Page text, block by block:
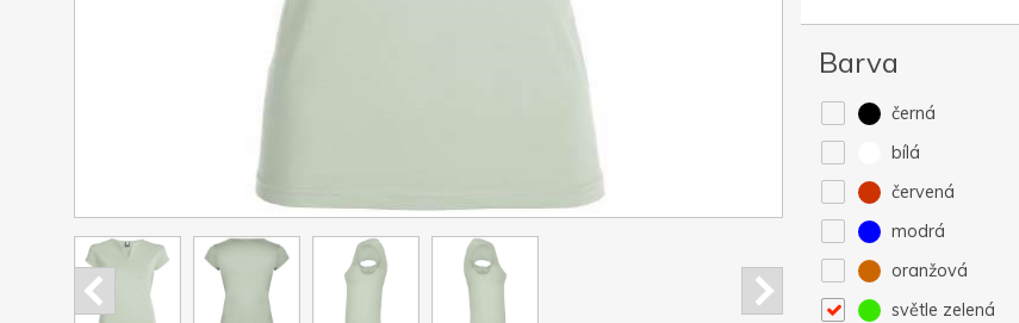
Barva
černá
bílá
červená
modrá
oranžová
světle zelená